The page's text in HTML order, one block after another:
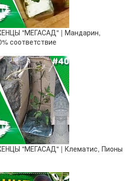
"МЕГАСАД" | Мандарин,
соответствие
"МЕГАСАД" | Клематис, Пионы